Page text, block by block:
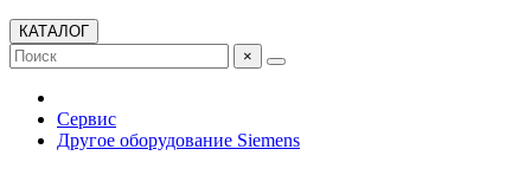
КАТАЛОГ
×
Сервис
Другое оборудование Siemens